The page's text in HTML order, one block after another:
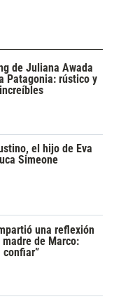
de Juliana Awada
Patagonia: rústico y
el hijo de Eva
Simeone
una reflexión
de Marco:
confiar”